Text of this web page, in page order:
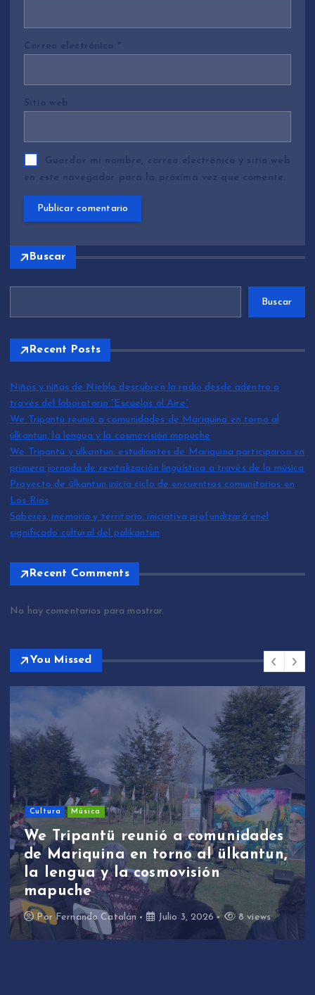
Correo electrónico *
Sitio web
Guardar mi nombre, correo electrónico y sitio web
en este navegador para la próxima vez que comente.
Buscar
Buscar
Recent Posts
Niños y niñas de Niebla descubren la radio desde adentro a
través del laboratorio “Escuelas al Aire”
We Tripantü reunió a comunidades de Mariquina en torno al
ülkantun, la lengua y la cosmovisión mapuche
We Tripantü y ülkantun: estudiantes de Mariquina participaron en
primera jornada de revitalización lingüística a través de la música
Proyecto de ülkantun inicia ciclo de encuentros comunitarios en
Los Ríos
Saberes, memoria y territorio: iniciativa profundizará enel
significado cultural del palikantun
Recent Comments
No hay comentarios para mostrar.
You Missed
Cultura Música
We Tripantü reunió a comunidades
de Mariquina en torno al ülkantun,
la lengua y la cosmovisión
mapuche
Por Fernando Catalán Julio 3, 2026 8 views